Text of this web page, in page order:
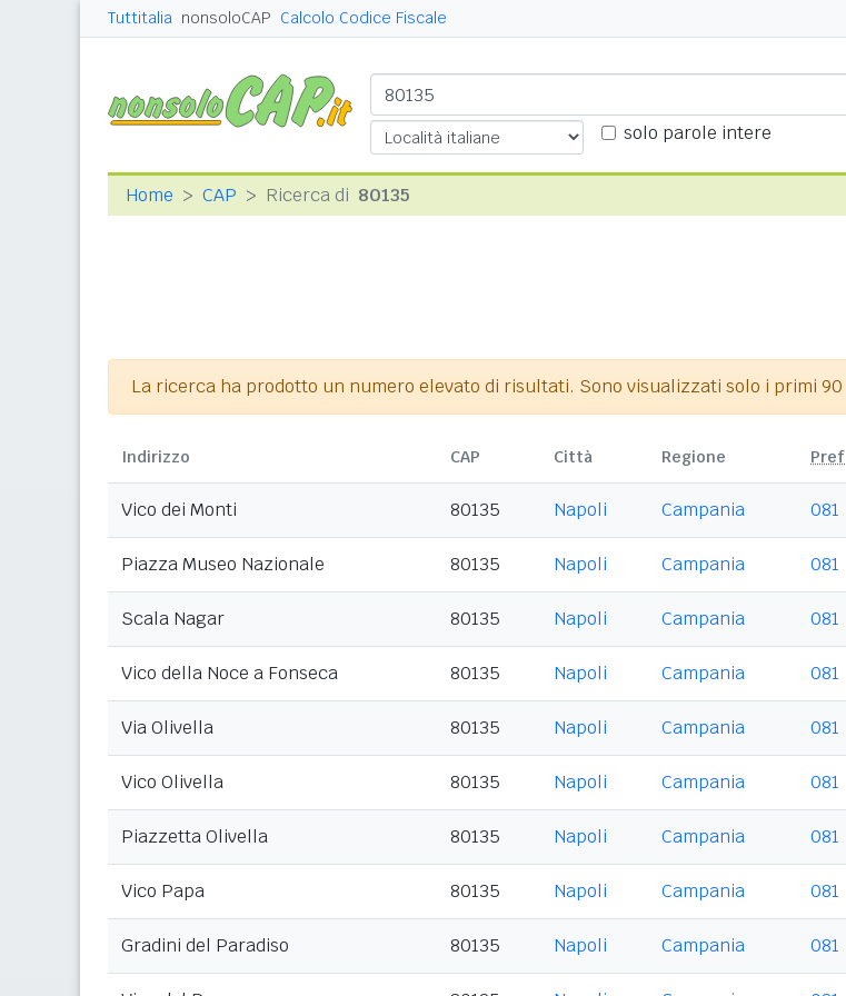
Tuttitalia nonsoloCAP Calcolo Codice Fiscale
solo parole intere
Home CAP Ricerca di 80135
La ricerca ha prodotto un numero elevato di risultati. Sono visualizzati solo i primi 90
Indirizzo CAP Città Regione Pref
Vico dei Monti 80135 Napoli Campania 081
Piazza Museo Nazionale 80135 Napoli Campania 081
Scala Nagar 80135 Napoli Campania 081
Vico della Noce a Fonseca 80135 Napoli Campania 081
Via Olivella 80135 Napoli Campania 081
Vico Olivella 80135 Napoli Campania 081
Piazzetta Olivella 80135 Napoli Campania 081
Vico Papa 80135 Napoli Campania 081
Gradini del Paradiso 80135 Napoli Campania 081